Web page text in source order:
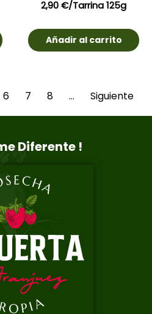
2,90€/Tarrina 125g
Añadir al carrito
6 7 8 … Siguiente
Diferente !